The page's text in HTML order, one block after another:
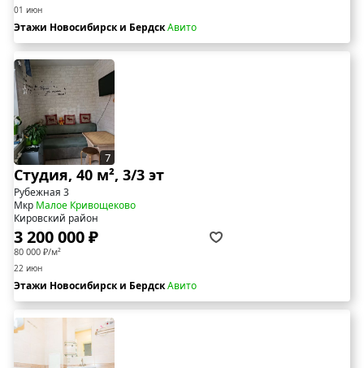
01 июн
Этажи Новосибирск и БердскАвито
7
Студия, 40 м², 3/3 эт
Рубежная 3
Мкр Малое Кривощеково
Кировский район
3 200 000 ₽
80 000 ₽/м²
22 июн
Этажи Новосибирск и БердскАвито